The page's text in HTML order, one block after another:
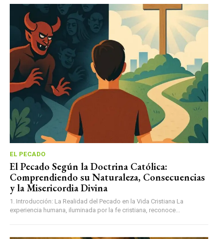
EL PECADO
El Pecado Según la Doctrina Católica:
Comprendiendo su Naturaleza, Consecuencias
y la Misericordia Divina
1. Introducción: La Realidad del Pecado en la Vida Cristiana La
experiencia humana, iluminada por la fe cristiana, reconoce...